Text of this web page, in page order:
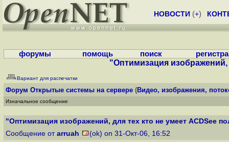
НОВОСТИ (+)
форумы помощь поиск
"Оптимизация изображений,
Вариант для распечатки
Форум Открытые системы на сервере (Видео, изображения,
Изначальное сообщение
"Оптимизация изображений, для тех кто не умеет ACDSee
Сообщение от arruah (ok) on 31-Окт-06, 16:52